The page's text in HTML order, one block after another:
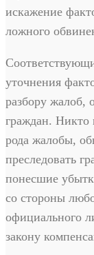
искажение
ложного
уточнения
разбору жалоб,
граждан. Никто
рода жалобы,
преследовать
понесшие
со стороны
официального
закону